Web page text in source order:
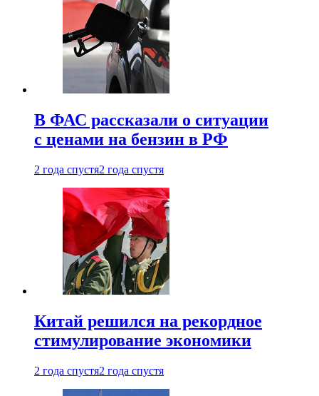
В ФАС рассказали о ситуации
с ценами на бензин в РФ
2 года спустя2 года спустя
Китай решился на рекордное
стимулирование экономики
2 года спустя2 года спустя